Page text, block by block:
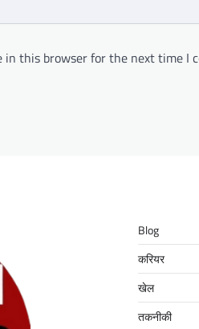
in this browser for the next time I
Blog
करियर
खेल
तकनीकी